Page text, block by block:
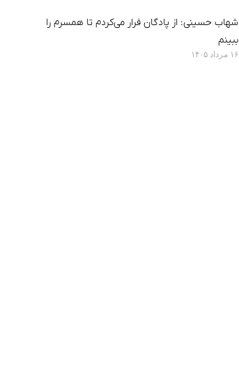
شهاب حسینی: از پادگان فرار می‌کردم تا همسرم را
ببینم
۱۶ مرداد ۱۴۰۵